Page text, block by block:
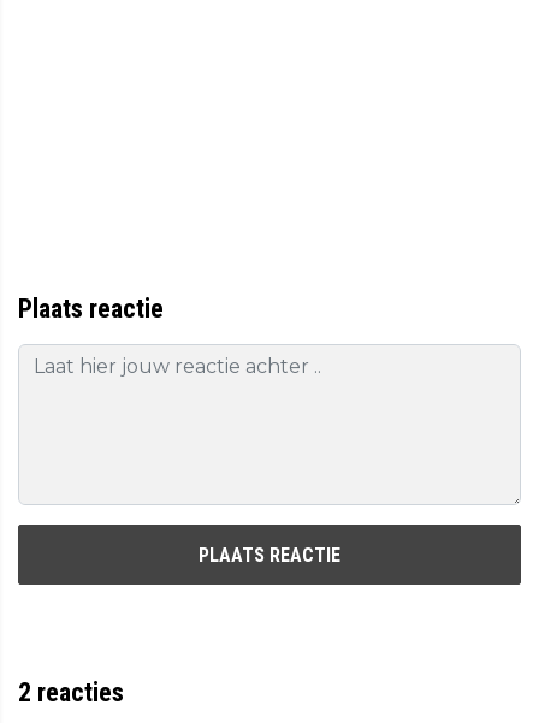
Plaats reactie
PLAATS REACTIE
2 reacties